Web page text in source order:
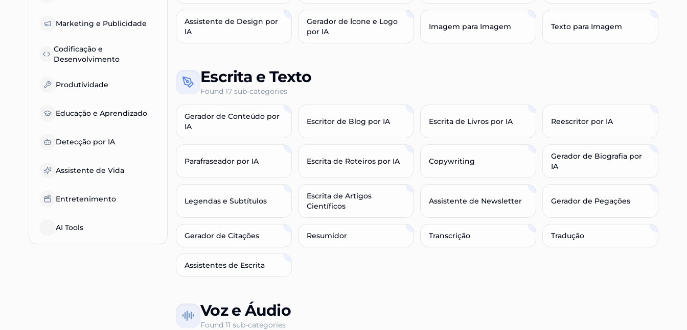
Marketing e Publicidade
Codificação e
Desenvolvimento
Produtividade
Educação e Aprendizado
Detecção por IA
Assistente de Vida
Entretenimento
AI Tools
Assistente de Design por
IA
Gerador de Ícone e Logo
por IA
Imagem para Imagem Texto para Imagem
Escrita e Texto
Found 17 sub-categories
Gerador de Conteúdo por
IA
Escritor de Blog por IA Escrita de Livros por IA Reescritor por IA
Parafraseador por IA Escrita de Roteiros por IA Copywriting
Gerador de Biografia por
IA
Legendas e Subtítulos
Escrita de Artigos
Científicos
Assistente de Newsletter Gerador de Pegações
Gerador de Citações Resumidor Transcrição Tradução
Assistentes de Escrita
Voz e Áudio
Found 11 sub-categories